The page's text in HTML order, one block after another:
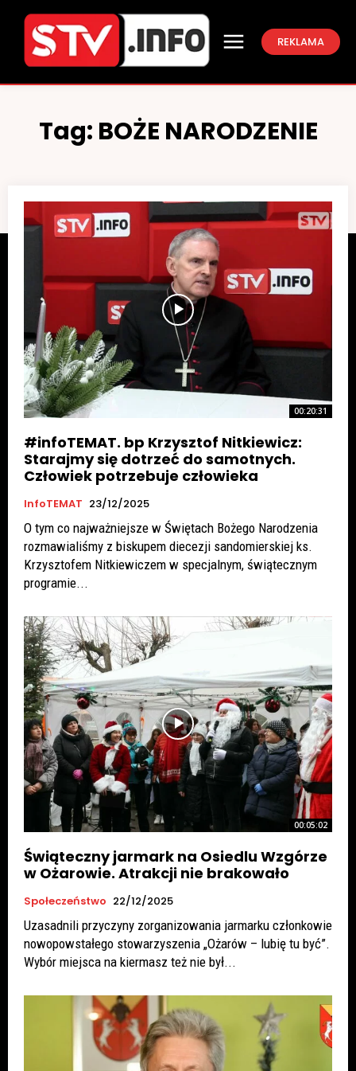
REKLAMA
Tag: BOŻE NARODZENIE
00:20:31
#infoTEMAT. bp Krzysztof Nitkiewicz:
Starajmy się dotrzeć do samotnych.
Człowiek potrzebuje człowieka
InfoTEMAT 23/12/2025
O tym co najważniejsze w Świętach Bożego Narodzenia
rozmawialiśmy z biskupem diecezji sandomierskiej ks.
Krzysztofem Nitkiewiczem w specjalnym, świątecznym
programie...
00:05:02
Świąteczny jarmark na Osiedlu Wzgórze
w Ożarowie. Atrakcji nie brakowało
Społeczeństwo 22/12/2025
Uzasadnili przyczyny zorganizowania jarmarku członkowie
nowopowstałego stowarzyszenia „Ożarów – lubię tu być”.
Wybór miejsca na kiermasz też nie był...